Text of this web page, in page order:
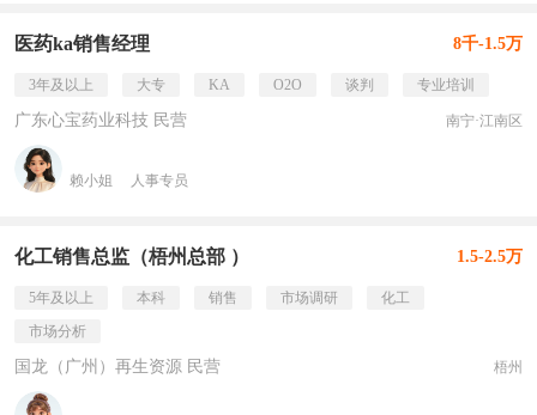
医药ka销售经理 8千-1.5万
3年及以上 大专 KA O2O 谈判 专业培训
广东心宝药业科技 民营 南宁·江南区
赖小姐 人事专员
化工销售总监（梧州总部 ） 1.5-2.5万
5年及以上 本科 销售 市场调研
化工
市场分析
国龙（广州）再生资源 民营 梧州